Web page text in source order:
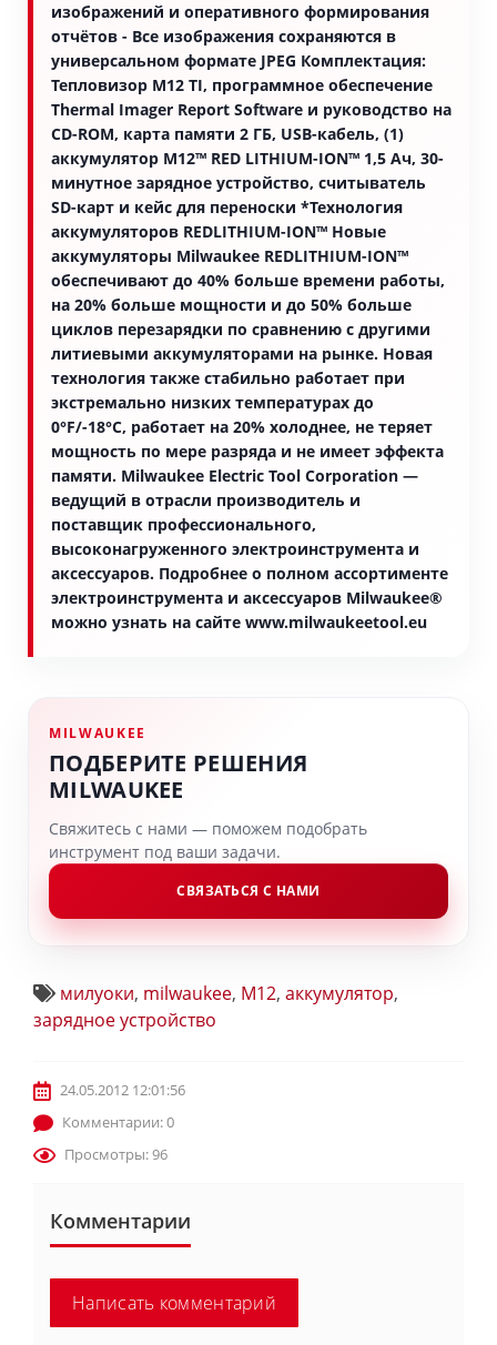
изображений и оперативного формирования
отчётов - Все изображения сохраняются в
универсальном формате JPEG Комплектация:
Тепловизор M12 TI, программное обеспечение
Thermal Imager Report Software и руководство на
CD-ROM, карта памяти 2 ГБ, USB-кабель, (1)
аккумулятор M12™ RED LITHIUM-ION™ 1,5 Ач, 30-
минутное зарядное устройство, считыватель
SD-карт и кейс для переноски *Технология
аккумуляторов REDLITHIUM-ION™ Новые
аккумуляторы Milwaukee REDLITHIUM-ION™
обеспечивают до 40% больше времени работы,
на 20% больше мощности и до 50% больше
циклов перезарядки по сравнению с другими
литиевыми аккумуляторами на рынке. Новая
технология также стабильно работает при
экстремально низких температурах до
0°F/-18°C, работает на 20% холоднее, не теряет
мощность по мере разряда и не имеет эффекта
памяти. Milwaukee Electric Tool Corporation —
ведущий в отрасли производитель и
поставщик профессионального,
высоконагруженного электроинструмента и
аксессуаров. Подробнее о полном ассортименте
электроинструмента и аксессуаров Milwaukee®
можно узнать на сайте www.milwaukeetool.eu
MILWAUKEE
ПОДБЕРИТЕ РЕШЕНИЯ
MILWAUKEE
Свяжитесь с нами — поможем подобрать
инструмент под ваши задачи.
СВЯЗАТЬСЯ С НАМИ
милуоки, milwaukee, M12, аккумулятор,
зарядное устройство
24.05.2012 12:01:56
Комментарии: 0
Просмотры: 96
Комментарии
Написать комментарий